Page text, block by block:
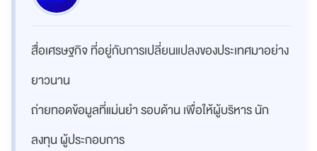
สื่อเศรษฐกิจ ที่อยู่กับการเปลี่ยนแปลงของประเทศมาอย่าง
ยาวนาน
ถ่ายทอดข้อมูลที่แม่นยำ รอบด้าน เพื่อให้ผู้บริหาร นัก
ลงทุน ผู้ประกอบการ